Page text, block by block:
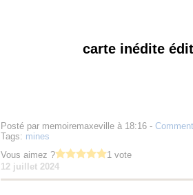
carte inédite
Posté par memoiremaxeville à 18:16 -
Tags: mines
Vous aimez ?
1 vote
12 juillet 2024